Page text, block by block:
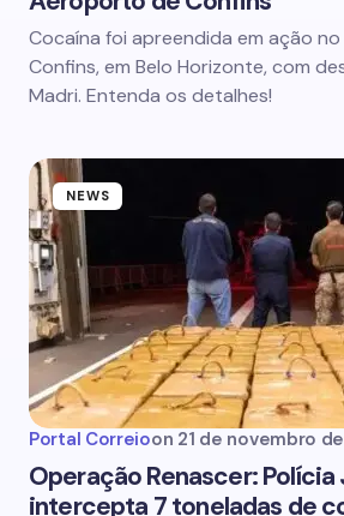
Cocaína foi apreendida em ação
Confins, em Belo Horizonte, com
Madri. Entenda os detalhes!
NEWS
Portal Correioon 21 de novembro
Operação Renascer:
intercepta 7 toneladas de